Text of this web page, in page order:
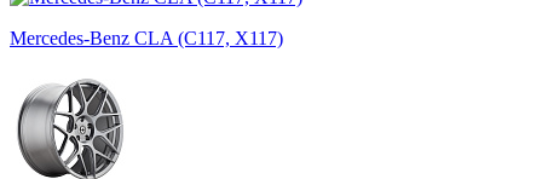
Mercedes-Benz CLA (C117, X117)